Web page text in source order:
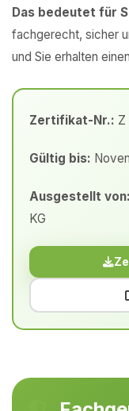
Das bedeutet für
fachgerecht, sicher
und Sie erhalten
Zertifikat-Nr.: Z
Gültig bis:
Ausgestellt von:
KG